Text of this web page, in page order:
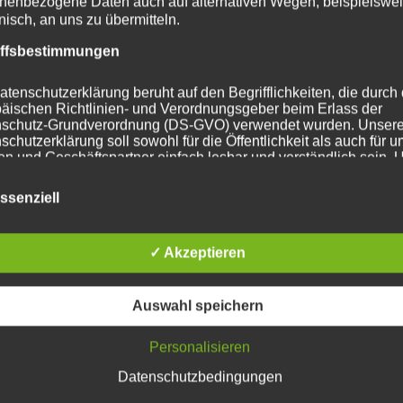
an uns zu übermitteln.
beruht auf den Begrifflichkeiten, die durch
Richtlinien- und Verordnungsgeber beim Erlass der
Grundverordnung (DS-GVO) verwendet wurden.
soll sowohl für die Öffentlichkeit als auch für
und Geschäftspartner einfach lesbar und verständlich sein.
erläutern.
Begriffe:
a) personenbezogene Daten
Personenbezogene Daten sind alle Informationen, die sich auf
identifizierte oder identifizierbare natürliche Person (im
„betroffene Person") beziehen. Als identifizierbar wird eine
✓ Akzeptieren
Auswahl speichern
Personalisieren
Datenschutzbedingungen